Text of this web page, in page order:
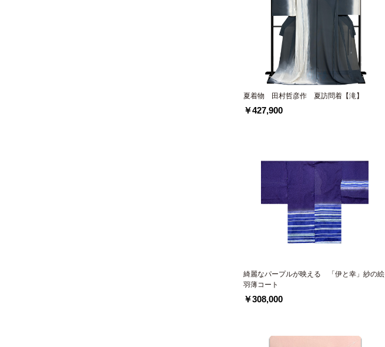
夏着物 田村哲彦作 夏訪問着【滝】
￥427,900
綺麗なパープルが映える 「伊と幸」紗の絵
羽薄コート
￥308,000